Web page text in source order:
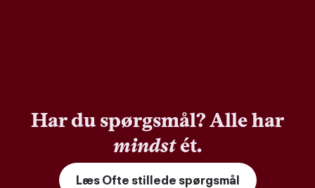
Har du spørgsmål? Alle har
mindstét.
Læs Ofte stillede spørgsmål